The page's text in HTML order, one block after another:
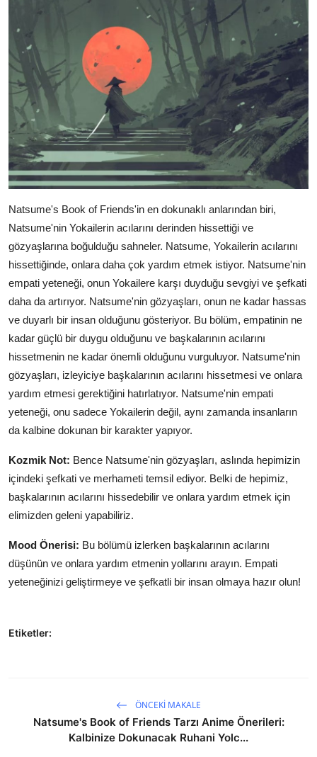
Natsume's Book of Friends'in en dokunaklı anlarından biri,
Natsume'nin Yokailerin acılarını derinden hissettiği ve
gözyaşlarına boğulduğu sahneler. Natsume, Yokailerin acılarını
hissettiğinde, onlara daha çok yardım etmek istiyor. Natsume'nin
empati yeteneği, onun Yokailere karşı duyduğu sevgiyi ve şefkati
daha da artırıyor. Natsume'nin gözyaşları, onun ne kadar hassas
ve duyarlı bir insan olduğunu gösteriyor. Bu bölüm, empatinin ne
kadar güçlü bir duygu olduğunu ve başkalarının acılarını
hissetmenin ne kadar önemli olduğunu vurguluyor. Natsume'nin
gözyaşları, izleyiciye başkalarının acılarını hissetmesi ve onlara
yardım etmesi gerektiğini hatırlatıyor. Natsume'nin empati
yeteneği, onu sadece Yokailerin değil, aynı zamanda insanların
da kalbine dokunan bir karakter yapıyor.
Kozmik Not: Bence Natsume'nin gözyaşları, aslında hepimizin
içindeki şefkati ve merhameti temsil ediyor. Belki de hepimiz,
başkalarının acılarını hissedebilir ve onlara yardım etmek için
elimizden geleni yapabiliriz.
Mood Önerisi: Bu bölümü izlerken başkalarının acılarını
düşünün ve onlara yardım etmenin yollarını arayın. Empati
yeteneğinizi geliştirmeye ve şefkatli bir insan olmaya hazır olun!
Etiketler:
ÖNCEKI MAKALE
Natsume's Book of Friends Tarzı Anime Önerileri:
Kalbinize Dokunacak Ruhani Yolc...